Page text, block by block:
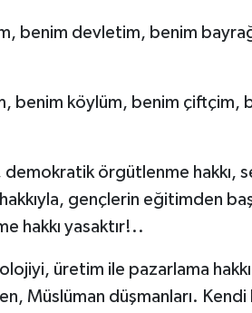
benim devletim, benim
benim köylüm, benim
demokratik örgütlenme hakkı,
gençlerin eğitimden
hakkı yasaktır!..
üretim ile pazarlama
Müslüman düşmanları. Kendi